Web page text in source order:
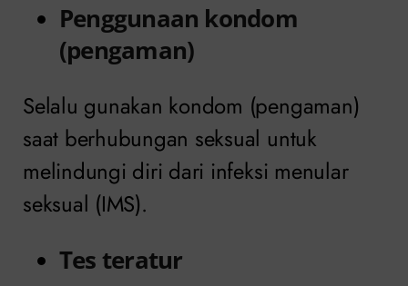
Penggunaan kondom
(pengaman)
Selalu gunakan kondom (pengaman)
saat berhubungan seksual untuk
melindungi diri dari infeksi menular
seksual (IMS).
Tes teratur